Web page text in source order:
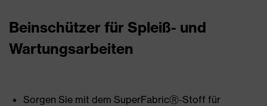
Beinschützer für Spleiß- und
Wartungsarbeiten
Sorgen Sie mit dem SuperFabricⓇ-Stoff für